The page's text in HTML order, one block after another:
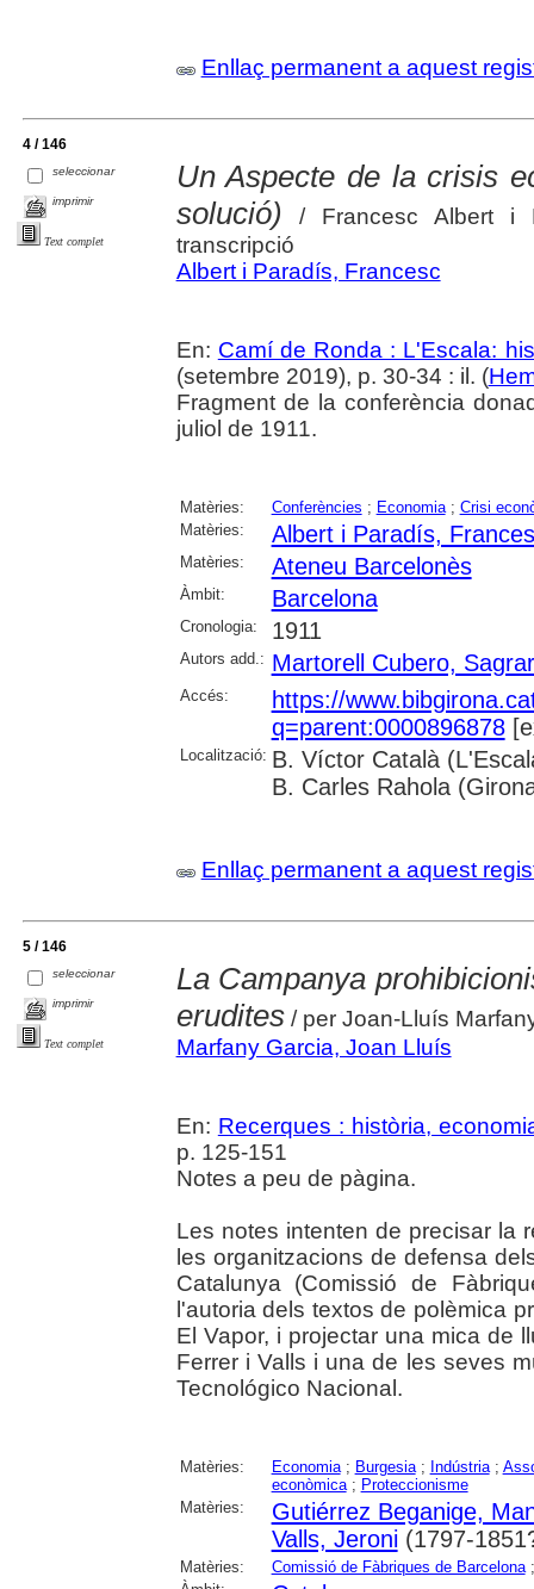
Enllaç permanent a aquest
4 / 146
seleccionar
imprimir
Text complet
Un Aspecte de la crisis
solució) / Francesc Albert i
transcripció
Albert i Paradís, Francesc
En: Camí de Ronda : L'Escala:
(setembre 2019), p. 30-34 : il. (
Fragment de la conferència
juliol de 1911.
Matèries: Conferències ; Economia; Crisi
Matèries:
Albert i Paradís,
Matèries: Ateneu Barcelonès
Àmbit: Barcelona
Cronologia: 1911
Autors add.: Martorell Cubero,
Accés:
https://
q=parent:0000896878
Localització: B. Víctor Català
B. Carles Rahola
Enllaç permanent a aquest
5 / 146
seleccionar
imprimir
Text complet
La Campanya
erudites/ per Joan-Lluís
Marfany Garcia, Joan Lluís
En: Recerques : història,
p. 125-151
Notes a peu de pàgina.
Les notes intenten de precisar la
les organitzacions de defensa
Catalunya (Comissió de
l'autoria dels textos de polèmica
El Vapor, i projectar una mica de
Ferrer i Valls i una de les seves
Tecnológico Nacional.
Matèries: Economia; Burgesia; Indústria;
econòmica; Proteccionisme
Matèries:
Gutiérrez Beganige,
Valls, Jeroni(1797-
Matèries: Comissió de Fàbriques de Barcelona